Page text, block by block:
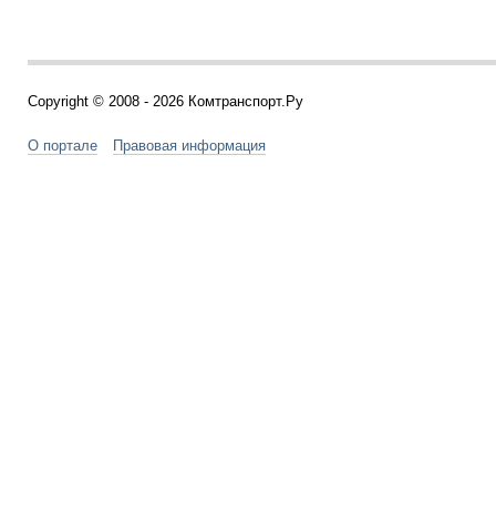
Copyright © 2008 - 2026 Комтранспорт.Ру
О портале Правовая информация